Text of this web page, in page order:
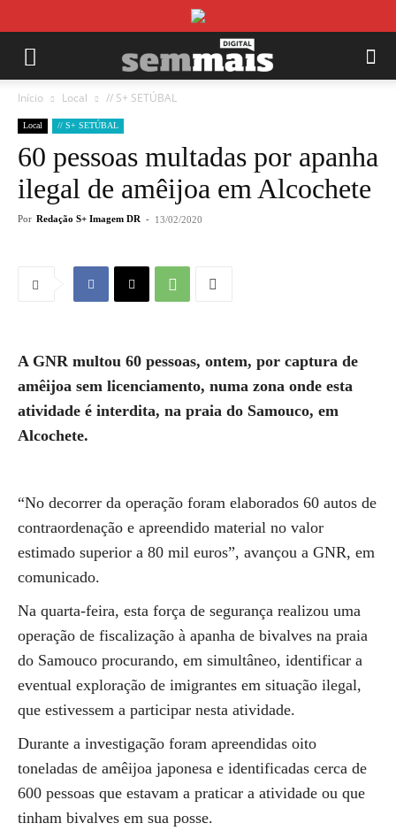
Início Local // S+ SETÚBAL
Local // S+ SETÚBAL
60 pessoas multadas por apanha
ilegal de amêijoa em Alcochete
Por Redação S+ Imagem DR - 13/02/2020
A GNR multou 60 pessoas, ontem, por captura de
amêijoa sem licenciamento, numa zona onde esta
atividade é interdita, na praia do Samouco, em
Alcochete.
“No decorrer da operação foram elaborados 60 autos de
contraordenação e apreendido material no valor
estimado superior a 80 mil euros”, avançou a GNR, em
comunicado.
Na quarta-feira, esta força de segurança realizou uma
operação de fiscalização à apanha de bivalves na praia
do Samouco procurando, em simultâneo, identificar a
eventual exploração de imigrantes em situação ilegal,
que estivessem a participar nesta atividade.
Durante a investigação foram apreendidas oito
toneladas de amêijoa japonesa e identificadas cerca de
600 pessoas que estavam a praticar a atividade ou que
tinham bivalves em sua posse.